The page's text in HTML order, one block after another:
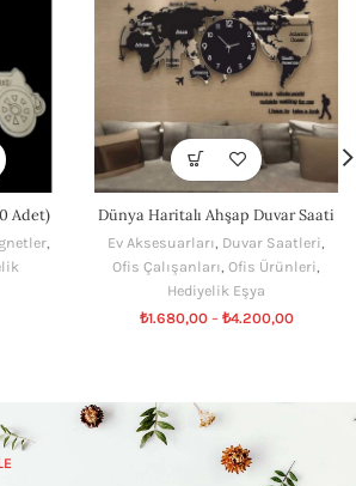
Adet) Dünya Haritalı Ahşap Duvar Saati
Ev Aksesuarları Duvar Saatleri
Ofis Çalışanları Ofis Ürünleri
Hediyelik Eşya
₺1.680,00 – ₺4.200,00